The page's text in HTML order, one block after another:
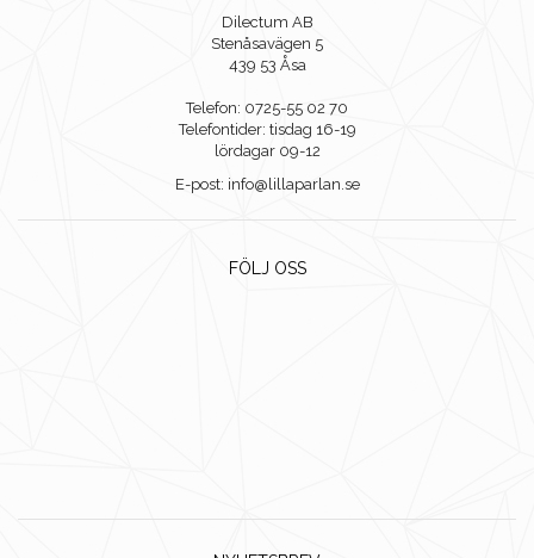
Dilectum AB
Stenåsavägen 5
439 53 Åsa
Telefon: 0725-55 02 70
Telefontider: tisdag 16-19
lördagar 09-12
E-post: info@lillaparlan.se
FÖLJ OSS